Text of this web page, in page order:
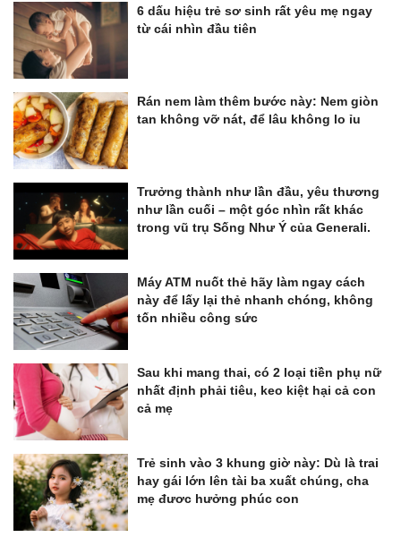
6 dấu hiệu trẻ sơ sinh rất yêu mẹ ngay
từ cái nhìn đầu tiên
Rán nem làm thêm bước này: Nem giòn
tan không vỡ nát, để lâu không lo ỉu
Trưởng thành như lần đầu, yêu thương
như lần cuối – một góc nhìn rất khác
trong vũ trụ Sống Như Ý của Generali.
Máy ATM nuốt thẻ hãy làm ngay cách
này để lấy lại thẻ nhanh chóng, không
tốn nhiều công sức
Sau khi mang thai, có 2 loại tiền phụ nữ
nhất định phải tiêu, keo kiệt hại cả con
cả mẹ
Trẻ sinh vào 3 khung giờ này: Dù là trai
hay gái lớn lên tài ba xuất chúng, cha
mẹ đươc hưởng phúc con